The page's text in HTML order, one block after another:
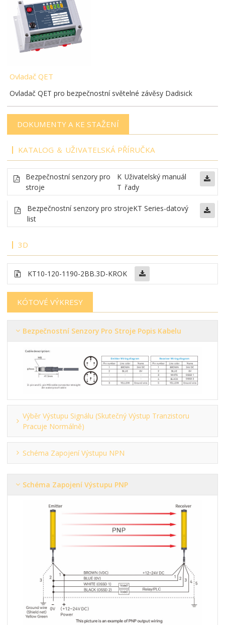
Ovladač QET
Ovladač QET pro bezpečnostní světelné závěsy Dadisick
DOKUMENTY A KE STAŽENÍ
KATALOG ＆ UŽIVATELSKÁ PŘÍRUČKA
Bezpečnostní senzory pro
stroje
K
T
Uživatelský manuál
řady
Bezpečnostní senzory pro strojeKT Series-datový
list
3D
KT10-120-1190-2BB.3D-KROK
KÓTOVÉ VÝKRESY
Bezpečnostní Senzory Pro Stroje Popis Kabelu
Výběr Výstupu Signálu (skutečný Výstup Tranzistoru
Pracuje Normálně)
Schéma Zapojení Výstupu NPN
Schéma Zapojení Výstupu PNP